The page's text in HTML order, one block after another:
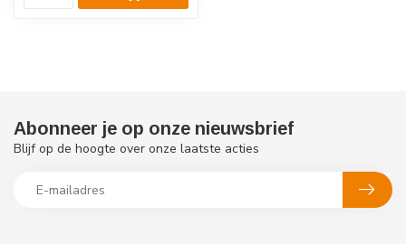
Abonneer je op onze nieuwsbrief
Blijf op de hoogte over onze laatste acties